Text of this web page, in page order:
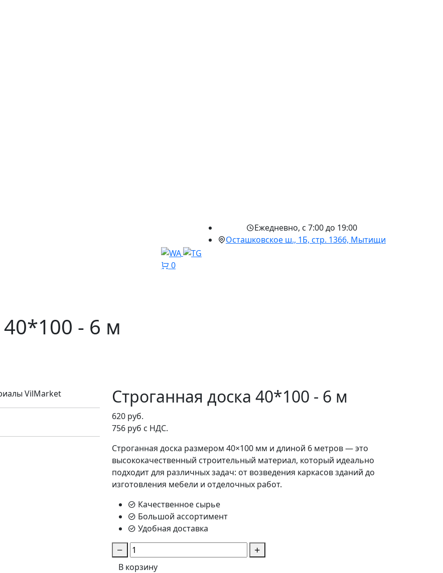
Ежедневно, с 7:00 до 19:00
Осташковское ш., 1Б, стр. 1366, Мытищи
0
40*100 - 6 м
Строганная доска 40*100 - 6 м
620 руб.
756 руб с НДС.
Строганная доска размером 40×100 мм и длиной 6 метров — это
высококачественный строительный материал, который идеально
подходит для различных задач: от возведения каркасов зданий до
изготовления мебели и отделочных работ.
Качественное сырье
Большой ассортимент
Удобная доставка
В корзину